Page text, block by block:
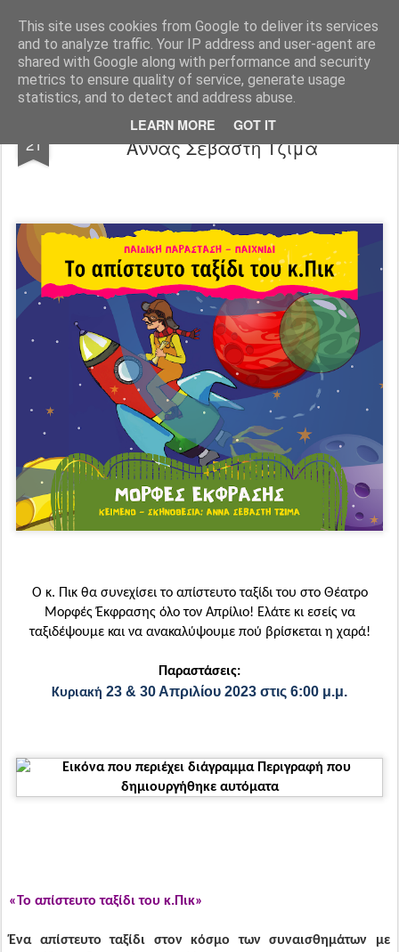
This site uses cookies from Google to deliver its services
and to analyze traffic. Your IP address and user-agent are
shared with Google along with performance and security
metrics to ensure quality of service, generate usage
statistics, and to detect and address abuse.
LEARN MORE GOT IT
"Ερασιτέχνες Άνθρωποι"
Blog Info DreamCity Φιλικά Sites
21
TO ΑΠΙΣΤΕΥΤΟ ΤΑΞΙΔΙ ΤΟΥ Κ.ΠΙΚ Της
Άννας Σεβαστή Τζίμα
Ο κ. Πικ θα συνεχίσει το απίστευτο ταξίδι του στο Θέατρο
Μορφές Έκφρασης όλο τον Απρίλιο! Ελάτε κι εσείς να
ταξιδέψουμε και να ανακαλύψουμε πού βρίσκεται η χαρά!
Παραστάσεις:
Κυριακή 23 & 30 Απριλίου 2023 στις 6:00 μ.μ.
«Το απίστευτο ταξίδι του κ.Πικ»
Ένα απίστευτο ταξίδι στον κόσμο των συναισθημάτων με